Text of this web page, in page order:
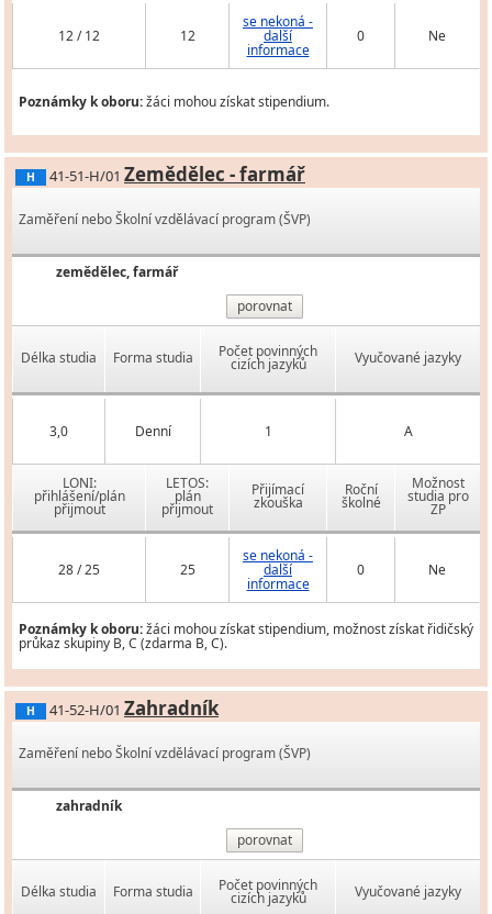
12 / 12 12
se nekoná -
další
informace
0 Ne
Poznámky k oboru:žáci mohou získat stipendium.
H 41-51-H/01 Zemědělec - farmář
Zaměření nebo Školní vzdělávací program (ŠVP)
zemědělec, farmář
porovnat
Délka studia Forma studia Počet povinných
cizích jazyků Vyučované jazyky
3,0 Denní 1 A
LONI:
přihlášení/plán
přijmout
LETOS:
plán
přijmout
Přijímací
zkouška
Roční
školné
Možnost
studia pro
ZP
28 / 25 25
se nekoná -
další
informace
0 Ne
Poznámky k oboru:žáci mohou získat stipendium, možnost získat řidičský
průkaz skupiny B, C (zdarma B, C).
H 41-52-H/01 Zahradník
Zaměření nebo Školní vzdělávací program (ŠVP)
zahradník
porovnat
Délka studia Forma studia Počet povinných
cizích jazyků Vyučované jazyky